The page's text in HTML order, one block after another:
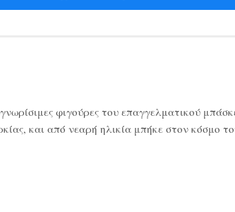
φιγούρες του επαγγελματικού
και από νεαρή ηλικία μπήκε στον κόσμο